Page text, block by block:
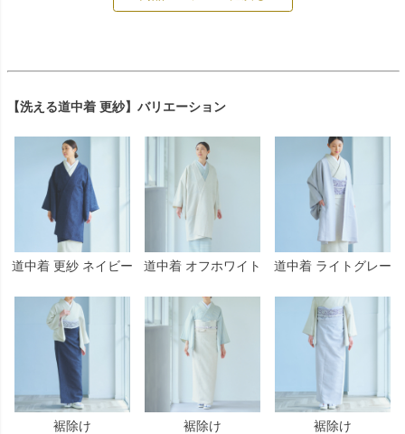
【洗える道中着 更紗】バリエーション
道中着 更紗 ネイビー 道中着 オフホワイト 道中着 ライトグレー
裾除け
裾除け
裾除け